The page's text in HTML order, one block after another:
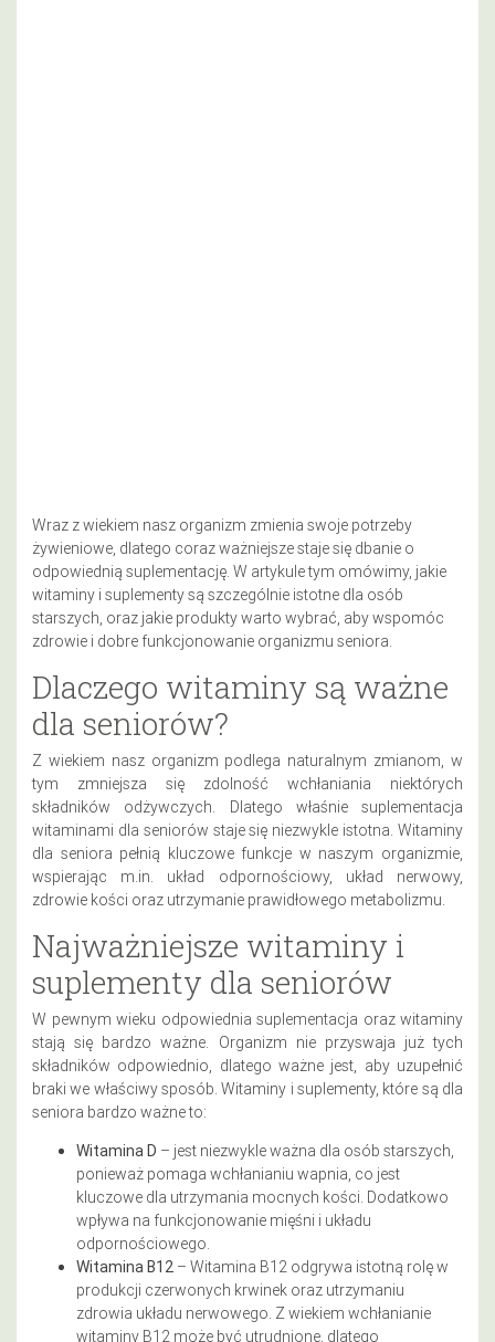
Wraz z wiekiem nasz organizm zmienia swoje potrzeby
żywieniowe, dlatego coraz ważniejsze staje się dbanie o
odpowiednią suplementację. W artykule tym omówimy, jakie
witaminy i suplementy są szczególnie istotne dla osób
starszych, oraz jakie produkty warto wybrać, aby wspomóc
zdrowie i dobre funkcjonowanie organizmu seniora.
Dlaczego witaminy są ważne
dla seniorów?
Z wiekiem nasz organizm podlega naturalnym zmianom, w
tym zmniejsza się zdolność wchłaniania niektórych
składników odżywczych. Dlatego właśnie suplementacja
witaminami dla seniorów staje się niezwykle istotna. Witaminy
dla seniora pełnią kluczowe funkcje w naszym organizmie,
wspierając m.in. układ odpornościowy, układ nerwowy,
zdrowie kości oraz utrzymanie prawidłowego metabolizmu.
Najważniejsze witaminy i
suplementy dla seniorów
W pewnym wieku odpowiednia suplementacja oraz witaminy
stają się bardzo ważne. Organizm nie przyswaja już tych
składników odpowiednio, dlatego ważne jest, aby uzupełnić
braki we właściwy sposób. Witaminy i suplementy, które są dla
seniora bardzo ważne to:
Witamina D – jest niezwykle ważna dla osób starszych,
ponieważ pomaga wchłanianiu wapnia, co jest
kluczowe dla utrzymania mocnych kości. Dodatkowo
wpływa na funkcjonowanie mięśni i układu
odpornościowego.
Witamina B12 – Witamina B12 odgrywa istotną rolę w
produkcji czerwonych krwinek oraz utrzymaniu
zdrowia układu nerwowego. Z wiekiem wchłanianie
witaminy B12 może być utrudnione, dlatego